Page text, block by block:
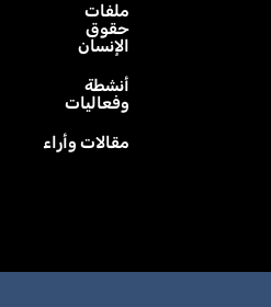
ملفات
حقوق
الإنسان
أنشطة
وفعاليات
مقالات وأراء